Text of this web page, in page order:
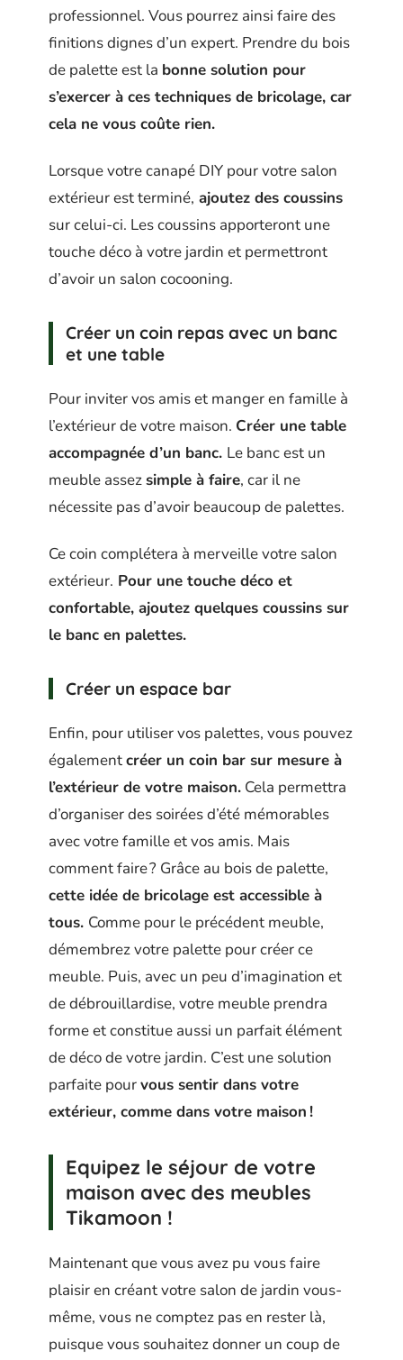
professionnel. Vous pourrez ainsi faire des
finitions dignes d’un expert. Prendre du bois
de palette est la bonne solution pour
s’exercer à ces techniques de bricolage, car
cela ne vous coûte rien.
Lorsque votre canapé DIY pour votre salon
extérieur est terminé, ajoutez des coussins
sur celui-ci. Les coussins apporteront une
touche déco à votre jardin et permettront
d’avoir un salon cocooning.
Créer un coin repas avec un banc
et une table
Pour inviter vos amis et manger en famille à
l’extérieur de votre maison. Créer une table
accompagnée d’un banc. Le banc est un
meuble assezsimple à faire, car il ne
nécessite pas d’avoir beaucoup de palettes.
Ce coin complétera à merveille votre salon
extérieur. Pour une touche déco et
confortable, ajoutez quelques coussins sur
le banc en palettes.
Créer un espace bar
Enfin, pour utiliser vos palettes, vous pouvez
égalementcréer un coin bar sur mesure à
l’extérieur de votre maison. Cela permettra
d’organiser des soirées d’été mémorables
avec votre famille et vos amis. Mais
comment faire ? Grâce au bois de palette,
cette idée de bricolage est accessible à
tous. Comme pour le précédent meuble,
démembrez votre palette pour créer ce
meuble. Puis, avec un peu d’imagination et
de débrouillardise, votre meuble prendra
forme et constitue aussi un parfait élément
de déco de votre jardin. C’est une solution
parfaite pourvous sentir dans votre
extérieur, comme dans votre maison !
Equipez le séjour de votre
maison avec des meubles
Tikamoon !
Maintenant que vous avez pu vous faire
plaisir en créant votre salon de jardin vous-
même, vous ne comptez pas en rester là,
puisque vous souhaitez donner un coup de